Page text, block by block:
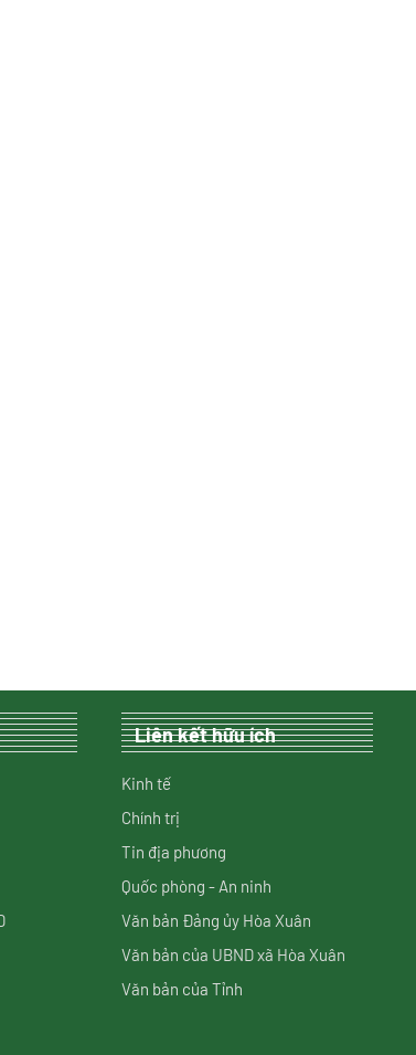
Liên kết hữu ích
Kinh tế
Chính trị
Tin địa phương
Quốc phòng - An ninh
Văn bản Đảng ủy Hòa Xuân
Văn bản của UBND xã Hòa Xuân
Văn bản của Tỉnh